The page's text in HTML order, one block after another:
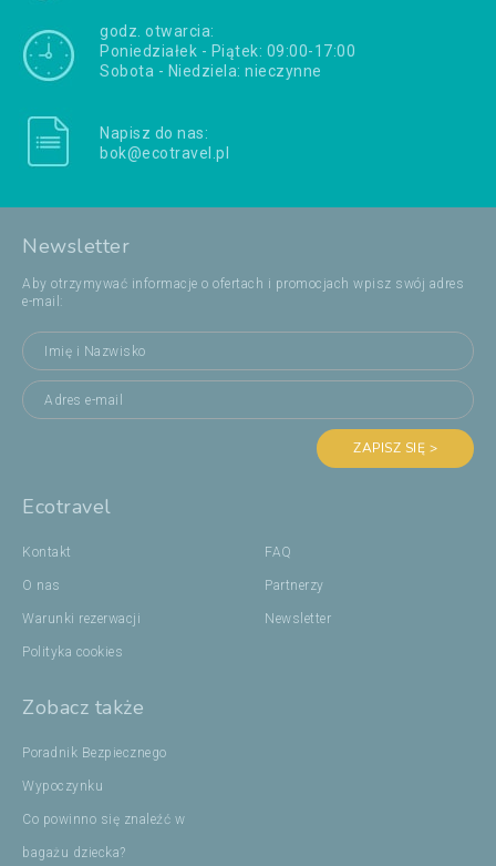
godz. otwarcia:
Poniedziałek - Piątek: 09:00-17:00
Sobota - Niedziela: nieczynne
Napisz do nas:
bok@ecotravel.pl
Newsletter
Aby otrzymywać informacje o ofertach i promocjach wpisz swój adres
e-mail:
ZAPISZ SIĘ >
Ecotravel
Kontakt
O nas
Warunki rezerwacji
Polityka cookies
FAQ
Partnerzy
Newsletter
Zobacz także
Poradnik Bezpiecznego
Wypoczynku
Co powinno się znaleźć w
bagażu dziecka?